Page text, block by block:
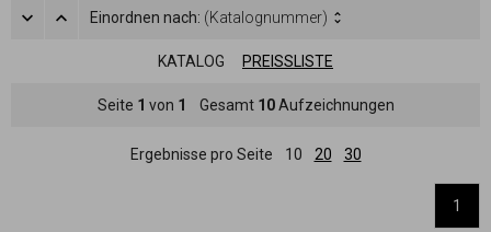
Einordnen nach: (Katalognummer)
KATALOG PREISSLISTE
Seite 1 von 1 Gesamt 10Aufzeichnungen
Ergebnisse pro Seite 10 20 30
1